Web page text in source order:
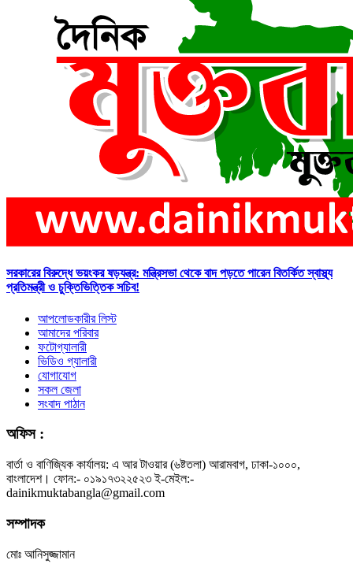
সরকারের বিরুদ্ধে ভয়ংকর ষড়যন্ত্র: মন্ত্রিসভা থেকে বাদ পড়তে পারেন বিতর্কিত স্বাস্থ্য
প্রতিমন্ত্রী ও চুক্তিভিত্তিক সচিব!
আপলোডকারীর লিস্ট
আমাদের পরিবার
ফটোগ্যালারী
ভিডিও গ্যালারী
যোগাযোগ
সকল জেলা
সংবাদ পাঠান
অফিস :
বার্তা ও বাণিজ্যিক কার্যালয়: এ আর টাওয়ার (৬ষ্টতলা) আরামবাগ, ঢাকা-১০০০,
বাংলাদেশ। ফোন:- ০১৯১৭৩২২৫২৩ ই-মেইল:-
dainikmuktabangla@gmail.com
সম্পাদক
মোঃ আনিসুজ্জামান